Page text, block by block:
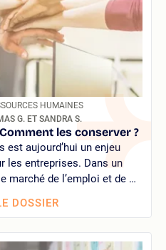
HUMAINES
G. ET SANDRA S.
les conserver ?
est aujourd’hui un enjeu
les entreprises. Dans un
marché de l’emploi et de …
DOSSIER